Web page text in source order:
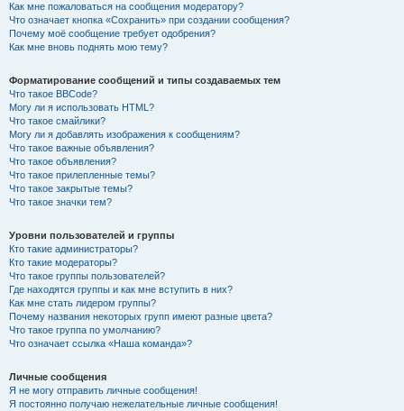
Как мне пожаловаться на сообщения модератору?
Что означает кнопка «Сохранить» при создании сообщения?
Почему моё сообщение требует одобрения?
Как мне вновь поднять мою тему?
Форматирование сообщений и типы создаваемых тем
Что такое BBCode?
Могу ли я использовать HTML?
Что такое смайлики?
Могу ли я добавлять изображения к сообщениям?
Что такое важные объявления?
Что такое объявления?
Что такое прилепленные темы?
Что такое закрытые темы?
Что такое значки тем?
Уровни пользователей и группы
Кто такие администраторы?
Кто такие модераторы?
Что такое группы пользователей?
Где находятся группы и как мне вступить в них?
Как мне стать лидером группы?
Почему названия некоторых групп имеют разные цвета?
Что такое группа по умолчанию?
Что означает ссылка «Наша команда»?
Личные сообщения
Я не могу отправить личные сообщения!
Я постоянно получаю нежелательные личные сообщения!